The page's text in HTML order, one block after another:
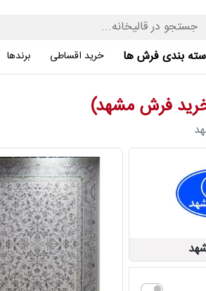
بندی فرش ها خرید اقساطی برندها
فرش مشهد)